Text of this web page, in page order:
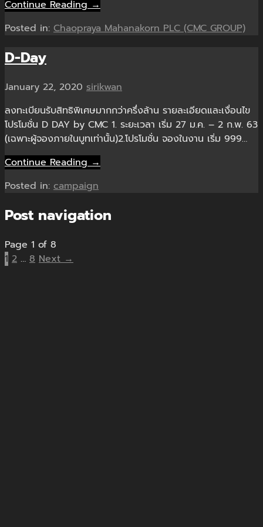
Continue Reading →
Posted in: Chaopraya Mahanakorn PLC (CMC GROUP)
D-Day
January 22, 2020 sirikwan
ลงทะเบียนรับสิทธิพิเศษมากกว่าครึ่งล้าน รายละเอียดและเงื่อนไข
โปรโมชั่น D DAY by CMC 1. ระยะเวลา เริ่ม 27 ม.ค. – 2 ก.พ. 63
(เฉพาะผู้จองภายในบูทเท่านั้น)2.โปรโมชั่น จองในงาน เริ่ม 999…
Continue Reading →
Posted in: campaign
Post navigation
Page 1 of 8
1 2 … 8 Next →